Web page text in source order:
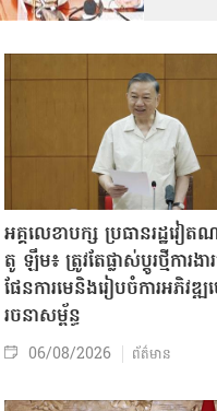
អគ្គលេខាបក្ស ប្រធានរដ្ឋវៀ
តូ ឡឹម៖ ត្រូវតែផ្លាស់ប្ដូរថ្មីការងារ
ផែនការមេនិងរៀបចំការអភិវឌ្ឍហ
រចនាសម្ព័ន្ធ
06/08/2026 ព័ត៌មាន